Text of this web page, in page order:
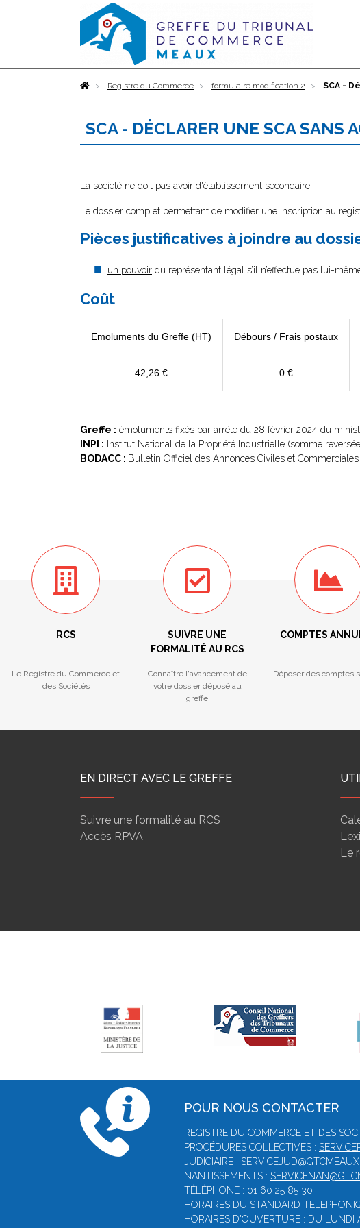
AccueilRegistre du Commerce formulaire modification 2 SCA -
SCA - DÉCLARER UNE SCA SANS
La société ne doit pas avoir d'établissement secondaire.
Le dossier complet permettant de modifier une inscription au
Pièces justificatives à joindre au
un pouvoir du représentant légal s’il n’effectue pas lui-
Coût
Emoluments du Greffe (HT) Débours / Frais postaux
42,26 € 0 €
Greffe : émoluments fixés par arrêté du 28 février 2024 du
INPI : Institut National de la Propriété Industrielle (somme
BODACC : Bulletin Officiel des Annonces Civiles et Commerciales
RCS
Le Registre du Commerce et
des Sociétés
SUIVRE UNE
FORMALITÉ AU RCS
Connaître l'avancement de
votre dossier déposé au
greffe
COMPTES
Déposer des comptes
EN DIRECT AVEC LE GREFFE
Suivre une formalité au RCS
Accès RPVA
Le
POUR NOUS CONTACTER
REGISTRE DU COMMERCE ET DES
PROCÉDURES COLLECTIVES :
JUDICIAIRE :
NANTISSEMENTS :
TÉLÉPHONE : 01 60 25 85 30
HORAIRES DU STANDARD
HORAIRES D'OUVERTURE : DU